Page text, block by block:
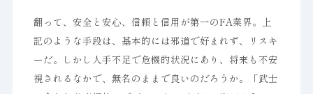
翻って、安全と安心、信頼と信用が第一のFA業界。上
記のような手段は、基本的には邪道で好まれず、リスキ
ーだ。しかし人手不足で危機的状況にあり、将来も不安
視されるなかで、無名のままで良いのだろうか。「武士